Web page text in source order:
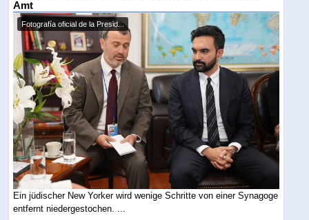
Amt
Fotografía oficial de la Presid...
Ein jüdischer New Yorker wird wenige Schritte von einer Synagoge
entfernt niedergestochen. ...